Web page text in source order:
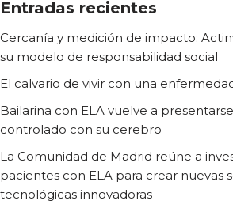
Entradas recientes
Cercanía y medición de impacto:
su modelo de responsabilidad social
El calvario de vivir con una
Bailarina con ELA vuelve a
controlado con su cerebro
La Comunidad de Madrid reúne a
pacientes con ELA para crear nuevas
tecnológicas innovadoras